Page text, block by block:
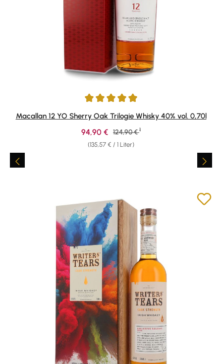
Durchschnittliche Bewertung von 4.91 von 5 Sternen
Macallan 12 YO Sherry Oak Trilogie Whisky 40% vol. 0,70l
(135,57 € / 1 Liter)
Verkaufspreis:
94,90 € Regulärer Preis:
124,90 € 1